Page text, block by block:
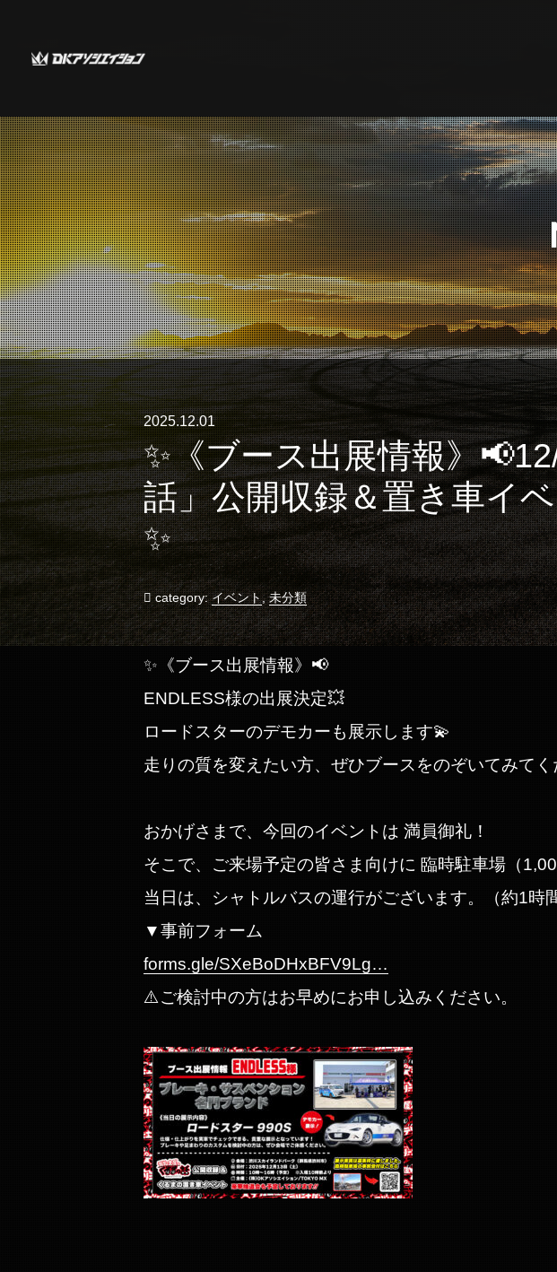
2025.12.01
✨️《ブース出展情報》
話」公開収録＆置き車イ
✨
category:イベント,未分類
✨️《ブース出展情報》📢
ENDLESS様の出展決定💥
ロードスターのデモカーも展示します💫
走りの質を変えたい方、ぜひブースをのぞいてみてく
おかげさまで、今回のイベントは 満員御礼！
そこで、ご来場予定の皆さま向けに 臨時駐車場（
当日は、シャトルバスの運行がございます。（約1時
▼事前フォーム
forms.gle/SXeBoDHxBFV9Lg…
⚠️ご検討中の方はお早めにお申し込みください。